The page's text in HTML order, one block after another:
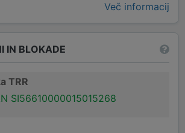
Več informacij
IN BLOKADE
TRR
SI56610000015015268